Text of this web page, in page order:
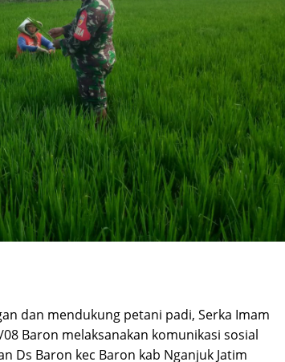
dan mendukung petani padi, Serka Imam
Baron melaksanakan komunikasi sosial
Ds Baron kec Baron kab Nganjuk Jatim